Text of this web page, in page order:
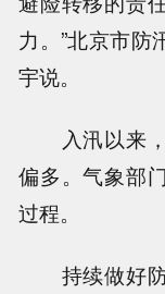
力。”北京市防
宇说。
入汛以来，
偏多。气象部
过程。
持续做好防